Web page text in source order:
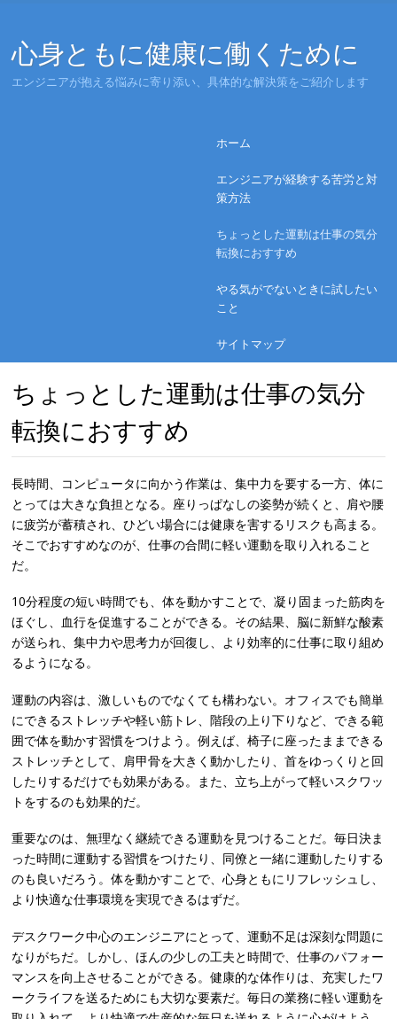
心身ともに健康に働くために
エンジニアが抱える悩みに寄り添い、具体的な解決策をご紹介します
Skip to content
ホーム
エンジニアが経験する苦労と対
策方法
ちょっとした運動は仕事の気分
転換におすすめ
やる気がでないときに試したい
こと
サイトマップ
ちょっとした運動は仕事の気分
転換におすすめ
長時間、コンピュータに向かう作業は、集中力を要する一方、体に
とっては大きな負担となる。座りっぱなしの姿勢が続くと、肩や腰
に疲労が蓄積され、ひどい場合には健康を害するリスクも高まる。
そこでおすすめなのが、仕事の合間に軽い運動を取り入れること
だ。
10分程度の短い時間でも、体を動かすことで、凝り固まった筋肉を
ほぐし、血行を促進することができる。その結果、脳に新鮮な酸素
が送られ、集中力や思考力が回復し、より効率的に仕事に取り組め
るようになる。
運動の内容は、激しいものでなくても構わない。オフィスでも簡単
にできるストレッチや軽い筋トレ、階段の上り下りなど、できる範
囲で体を動かす習慣をつけよう。例えば、椅子に座ったままできる
ストレッチとして、肩甲骨を大きく動かしたり、首をゆっくりと回
したりするだけでも効果がある。また、立ち上がって軽いスクワッ
トをするのも効果的だ。
重要なのは、無理なく継続できる運動を見つけることだ。毎日決ま
った時間に運動する習慣をつけたり、同僚と一緒に運動したりする
のも良いだろう。体を動かすことで、心身ともにリフレッシュし、
より快適な仕事環境を実現できるはずだ。
デスクワーク中心のエンジニアにとって、運動不足は深刻な問題に
なりがちだ。しかし、ほんの少しの工夫と時間で、仕事のパフォー
マンスを向上させることができる。健康的な体作りは、充実したワ
ークライフを送るためにも大切な要素だ。毎日の業務に軽い運動を